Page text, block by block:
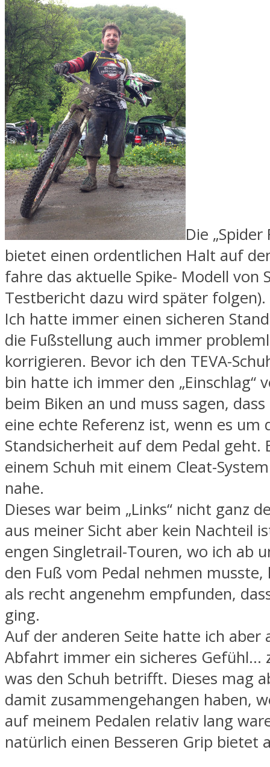
Die „Spider
bietet einen ordentlichen Halt auf
fahre das aktuelle Spike- Modell von
Testbericht dazu wird später folgen).
Ich hatte immer einen sicheren
die Fußstellung auch immer
korrigieren. Bevor ich den TEVA-
bin hatte ich immer den „Einschlag“
beim Biken an und muss sagen,
eine echte Referenz ist, wenn es um
Standsicherheit auf dem Pedal geht.
einem Schuh mit einem Cleat-
nahe.
Dieses war beim „Links“ nicht ganz
aus meiner Sicht aber kein Nachteil
engen Singletrail-Touren, wo ich ab
den Fuß vom Pedal nehmen musste,
als recht angenehm empfunden,
ging.
Auf der anderen Seite hatte ich aber
Abfahrt immer ein sicheres Gefühl…
was den Schuh betrifft. Dieses mag
damit zusammengehangen haben,
auf meinem Pedalen relativ lang
natürlich einen Besseren Grip bietet